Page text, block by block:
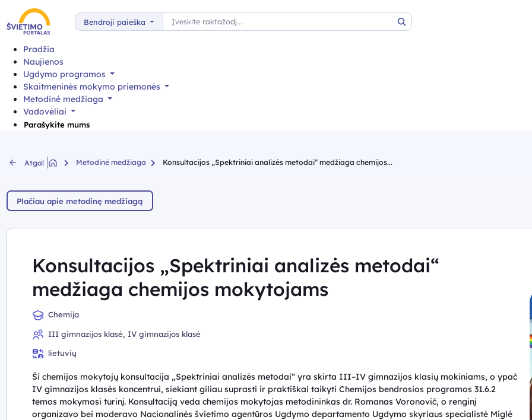
Bendroji paieška
Paieška
Paieška
Pradžia
Naujienos
Ugdymo programos
Skaitmeninės mokymo priemonės
Metodinė medžiaga
Vadovėliai
Parašykite mums
Atgal Metodinė medžiaga Konsultacijos „Spektriniai analizės metodai“ medžiaga chemijos...
Plačiau apie metodinę medžiagą
Konsultacijos „Spektriniai analizės metodai“
medžiaga chemijos mokytojams
Chemija
III gimnazijos klasė, IV gimnazijos klasė
lietuvių
Ši chemijos mokytojų konsultacija „Spektriniai analizės metodai“ yra skirta III–IV gimnazijos klasių mokiniams, o ypač
IV gimnazijos klasės koncentrui, siekiant giliau suprasti ir praktiškai taikyti Chemijos bendrosios programos 31.6.2
temos mokymosi turinį. Konsultaciją veda chemijos mokytojas metodininkas dr. Romanas Voronovič, o renginį
organizavo bei moderavo Nacionalinės švietimo agentūros Ugdymo departamento Ugdymo skyriaus specialistė Miglė